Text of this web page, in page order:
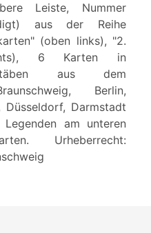
Leiste, Nummer
aus der Reihe
(oben links), "2.
6 Karten in
aus dem
Berlin,
Düsseldorf, Darmstadt
am unteren
Urheberrecht: